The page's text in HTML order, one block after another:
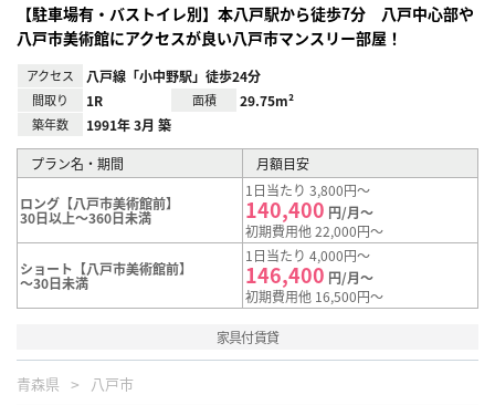
【駐車場有・バストイレ別】本八戸駅から徒歩7分 八戸中心部や
八戸市美術館にアクセスが良い八戸市マンスリー部屋！
アクセス 八戸線「小中野駅」徒歩24分
間取り 1R 面積 29.75m²
築年数 1991年 3月 築
プラン名・期間 月額目安
ロング【八戸市美術館前】
30日以上～360日未満
1日当たり 3,800円～
140,400 円/月～
初期費用他 22,000円～
ショート【八戸市美術館前】
～30日未満
1日当たり 4,000円～
146,400 円/月～
初期費用他 16,500円～
家具付賃貸
青森県 八戸市